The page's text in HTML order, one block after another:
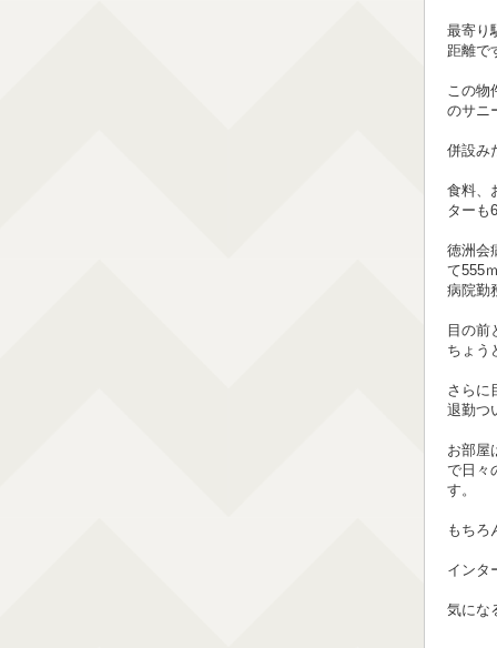
最寄り
距離で
この物
のサニ
併設み
食料、
ターも
徳洲会
て555
病院勤
目の前
ちょう
さらに
退勤つ
お部屋
で日々
す。
もちろ
インタ
気にな